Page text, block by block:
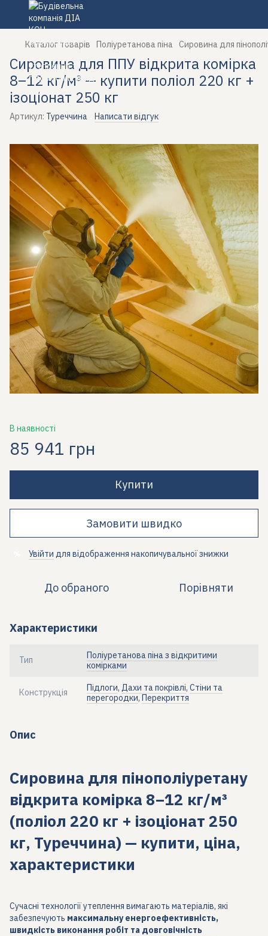
Каталог товарів Поліуретанова піна Сировина для
Сировина для ППУ відкрита комірка
8–12 кг/м³ — купити поліол 220 кг +
ізоціонат 250 кг
Артикул: Туреччина Написати відгук
В наявності
85 941 грн
Купити
Замовити швидко
Увійти для відображення накопичувальної знижки
До обраного Порівняти
Характеристики
Тип
Поліуретанова піна з відкритими
комірками
Конструкція Підлоги, Дахи та покрівлі, Стіни та
перегородки, Перекриття
Опис
Сировина для пінополіуретану
відкрита комірка 8–12 кг/м³
(поліол 220 кг + ізоціонат 250
кг, Туреччина) — купити, ціна,
характеристики
Сучасні технології утеплення вимагають матеріалів, які
забезпечують максимальну енергоефективність,
швидкість виконання робіт та довговічність